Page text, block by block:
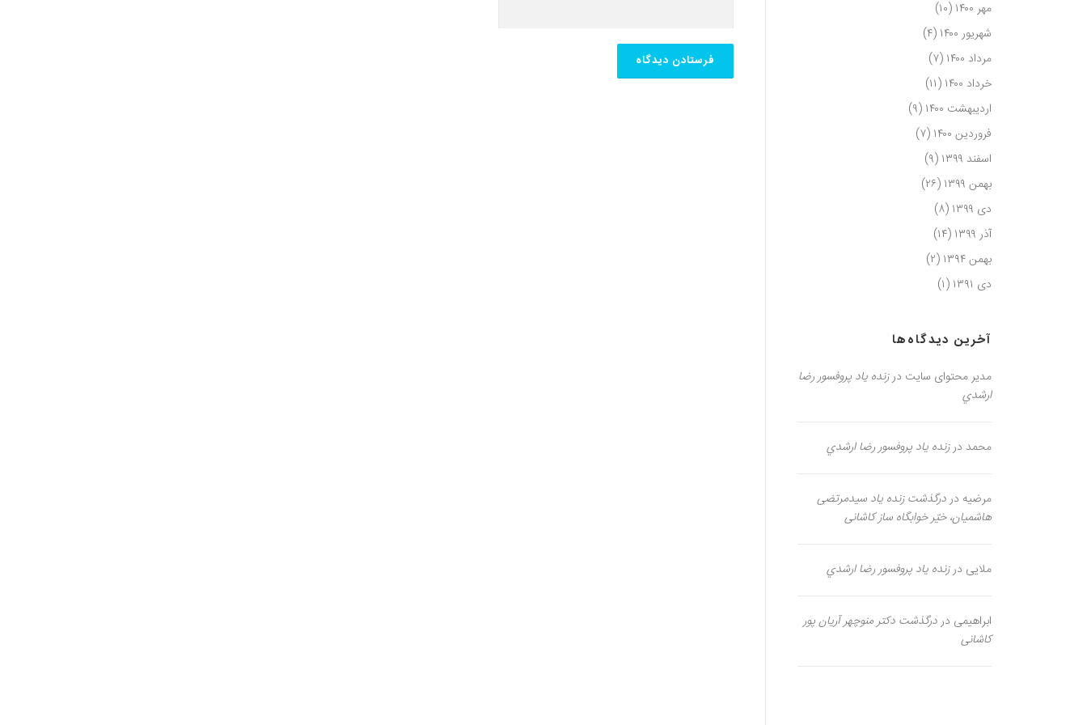
مهر ۱۴۰۰
(۱۰)
شهریور ۱۴۰۰
(۴)
مرداد ۱۴۰۰
(۷)
خرداد ۱۴۰۰
(۱۱)
اردیبهشت ۱۴۰۰
(۹)
فروردین ۱۴۰۰
(۷)
اسفند ۱۳۹۹
(۹)
بهمن ۱۳۹۹
(۲۶)
دی ۱۳۹۹
(۸)
آذر ۱۳۹۹
(۱۴)
بهمن ۱۳۹۴
(۲)
دی ۱۳۹۱
(۱)
آخرین دیدگاه‌ها
مدیر محتوای سایت درزنده یاد پروفسور رضا
ارشدي
محمد درزنده یاد پروفسور رضا ارشدي
مرضیه دردرگذشت زنده یاد سیدمرتضی
هاشمیان، خیّر خوابگاه ساز کاشانی
ملایی درزنده یاد پروفسور رضا ارشدي
ابراهیمی دردرگذشت دکتر منوچهر آریان پور
کاشانی